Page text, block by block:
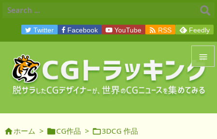


メニュ
Twitter Facebook YouTube  RSS Feedly
ホーム > CG作品 > 3DCG 作品